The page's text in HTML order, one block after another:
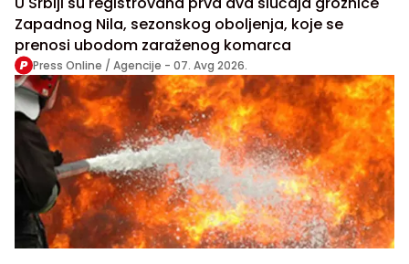
Zapadnog Nila, sezonskog oboljenja, koje se
prenosi ubodom zaraženog komarca
Press Online / Agencije - 07. Avg 2026.